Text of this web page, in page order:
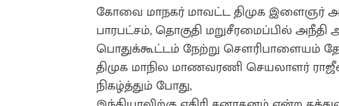
கோவை மாநகர் மாவட்ட திமுக இளைஞர் அணி
பாரபட்சம், தொகுதி மறுசீரமைப்பில்
பொதுக்கூட்டம் நேற்று சௌரிபாளையம்
திமுக மாநில மாணவரணி செயலாளர்
நிகழ்த்தும் போது,